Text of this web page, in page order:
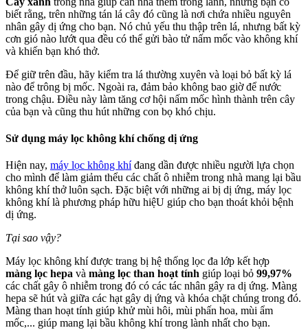
biết rằng, trên những tán lá cây đó cũng là nơi chứa nhiều nguyên
nhân gây dị ứng cho bạn. Nó chủ yếu thu thập trên lá, nhưng bất kỳ
cơn gió nào lướt qua đều có thể gửi bào tử nấm mốc vào không khí
và khiến bạn khó thở.
Để giữ trên đầu, hãy kiểm tra lá thường xuyên và loại bỏ bất kỳ lá
nào để trông bị mốc. Ngoài ra, đảm bảo không bao giờ để nước
trong chậu. Điều này làm tăng cơ hội nấm mốc hình thành trên cây
của bạn và cũng thu hút những con bọ khó chịu.
Sử dụng máy lọc không khí chống dị ứng
Hiện nay, máy lọc không khíđang dần được nhiều người lựa chọn
cho mình để làm giảm thểu các chất ô nhiễm trong nhà mang lại bầu
không khí thở luôn sạch. Đặc biệt với những ai bị dị ứng, máy lọc
không khí là phương pháp hữu hiệU giúp cho bạn thoát khỏi bệnh
dị ứng.
Tại sao vậy?
Máy lọc không khí được trang bị hệ thống lọc đa lớp kết hợp
màng lọc hepa và màng lọc than hoạt tính giúp loại bỏ 99,97%
các chất gây ô nhiễm trong đó có các tác nhân gây ra dị ứng. Màng
hepa sẽ hút và giữa các hạt gây dị ứng và khóa chặt chúng trong đó.
Màng than hoạt tính giúp khử mùi hôi, mùi phấn hoa, mùi ẩm
mốc,... giúp mang lại bầu không khí trong lành nhất cho bạn.